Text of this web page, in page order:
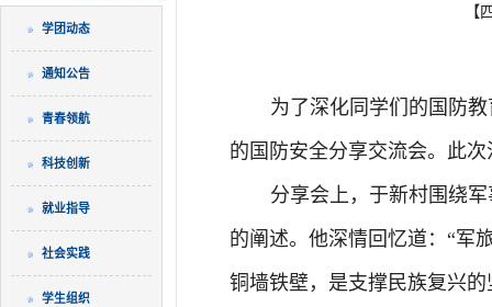
学团动态
通知公告
青春领航
科技创新
就业指导
社会实践
学生组织
【
为了深化同学们的国防
的国防安全分享交流会。此
分享会上 ，于新村围绕
的阐述。他深情回忆道：“军
铜墙铁壁，是支撑民族复兴